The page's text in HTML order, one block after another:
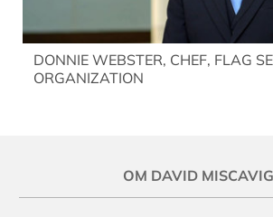
DONNIE WEBSTER, CHEF, FLAG
ORGANIZATION
OM DAVID